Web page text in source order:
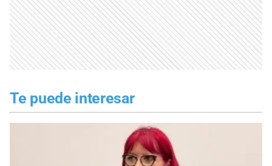
Te puede interesar